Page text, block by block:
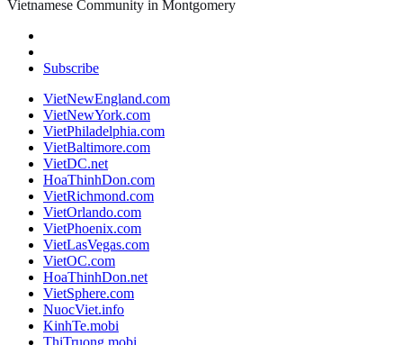
Vietnamese Community in Montgomery
Subscribe
VietNewEngland.com
VietNewYork.com
VietPhiladelphia.com
VietBaltimore.com
VietDC.net
HoaThinhDon.com
VietRichmond.com
VietOrlando.com
VietPhoenix.com
VietLasVegas.com
VietOC.com
HoaThinhDon.net
VietSphere.com
NuocViet.info
KinhTe.mobi
ThiTruong.mobi